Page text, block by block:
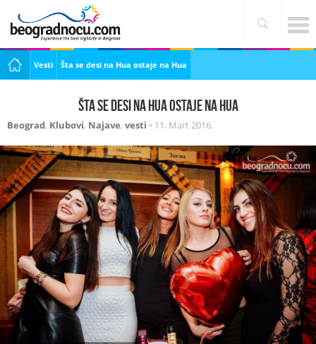
Vesti Šta se desi na Hua ostaje na Hua
Šta se desi na Hua ostaje na Hua
Beograd, Klubovi, Najave, vesti • 11. Mart 2016.